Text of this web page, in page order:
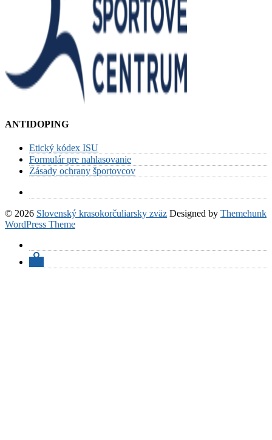
ANTIDOPING
Etický kódex ISU
Formulár pre nahlasovanie
Zásady ochrany športovcov
© 2026 Slovenský krasokorčuliarsky zväz Designed by Themehunk
WordPress Theme